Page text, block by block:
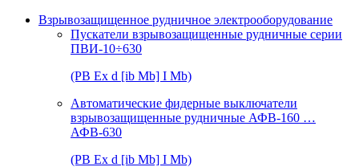
Взрывозащищенное рудничное электрооборудование
Пускатели взрывозащищенные рудничные серии
ПВИ-10÷630
(РВ Ex d [ib Mb] I Mb)
Автоматические фидерные выключатели
взрывозащищенные рудничные АФВ-160 …
АФВ-630
(РВ Ex d [ib Mb] I Mb)